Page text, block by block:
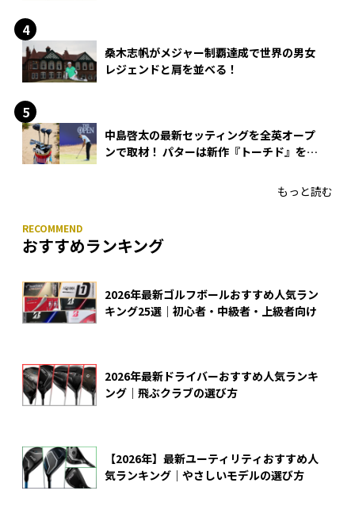
桑木志帆がメジャー制覇達成で世界の男女
レジェンドと肩を並べる！
中島啓太の最新セッティングを全英オープ
ンで取材！ パターは新作『トーチド』を投
もっと読む
おすすめランキング
2026年最新ゴルフボールおすすめ人気ラン
キング25選｜初心者・中級者・上級者向け
2026年最新ドライバーおすすめ人気ランキ
ング｜飛ぶクラブの選び方
【2026年】最新ユーティリティおすすめ人
気ランキング｜やさしいモデルの選び方